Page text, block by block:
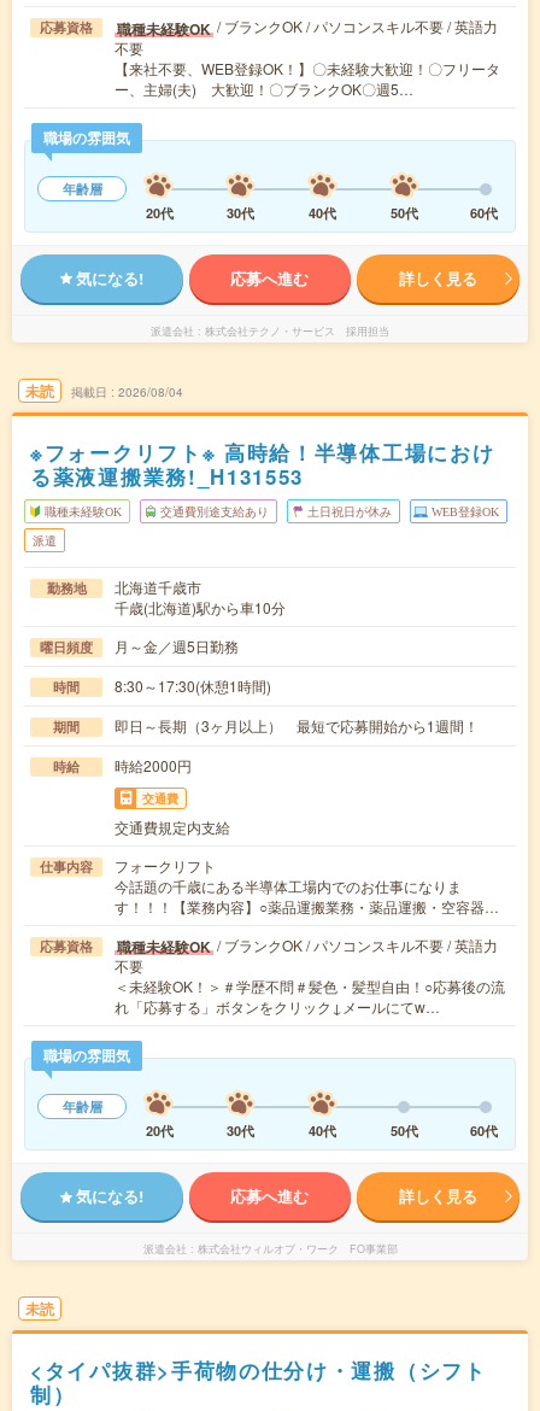
応募資格 職種未経験OK / ブランクOK / パソコンスキル不要 / 英語力
不要
【来社不要、WEB登録OK！】〇未経験大歓迎！〇フリータ
ー、主婦(夫) 大歓迎！〇ブランクOK〇週5…
職場の雰囲気
年齢層
20代
30代 40代 50代 60代
気になる! 応募へ進む 詳しく見る
派遣会社 株式会社テクノ・サービス 採用担当
未読 掲載日 2026/08/04
※フォークリフト※ 高時給！半導体工場におけ
る薬液運搬業務!_H131553
職種未経験OK 交通費別途支給あり 土日祝日が休み WEB登録OK
派遣
勤務地
北海道千歳市
千歳(北海道)駅から車10分
曜日頻度 月～金／週5日勤務
時間 8:30～17:30(休憩1時間)
期間 即日～長期（3ヶ月以上） 最短で応募開始から1週間！
時給 時給2000円
交通費
交通費規定内支給
仕事内容
フォークリフト
今話題の千歳にある半導体工場内でのお仕事になりま
す！！！【業務内容】○薬品運搬業務・薬品運搬・空容器…
応募資格 職種未経験OK / ブランクOK / パソコンスキル不要 / 英語力
不要
＜未経験OK！＞＃学歴不問＃髪色・髪型自由！○応募後の流
れ「応募する」ボタンをクリック↓メールにてw…
職場の雰囲気
年齢層
20代
30代 40代 50代 60代
気になる! 応募へ進む 詳しく見る
派遣会社 株式会社ウィルオブ・ワーク FO事業部
未読
<タイパ抜群>手荷物の仕分け・運搬（シフト
制）